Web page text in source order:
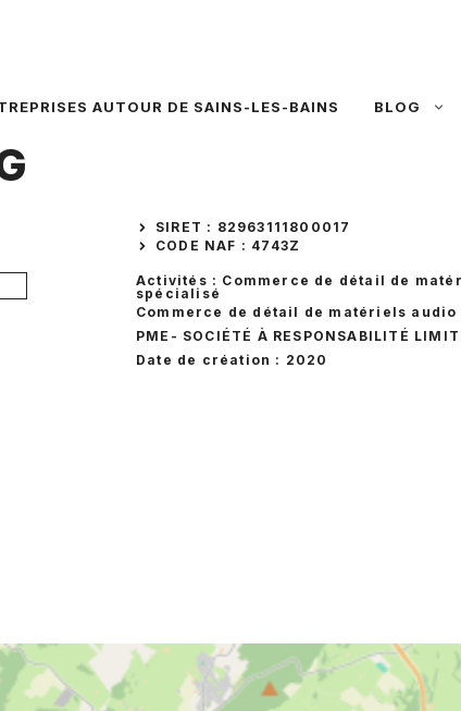
AUTOUR DE SAINS-LES-BAINS BLOG
SIRET : 82963111800017
CODE NAF : 4743Z
Activités : Commerce de détail de
spécialisé
Commerce de détail de matériels
PME - SOCIÉTÉ À RESPONSABILITÉ
Date de création : 2020